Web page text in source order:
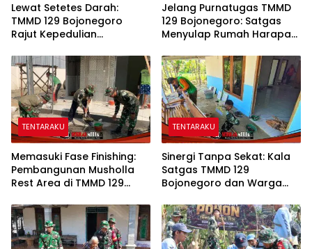
Lewat Setetes Darah:
TMMD 129 Bojonegoro
Rajut Kepedulian
Kesongo
Jelang Purnatugas TMMD
129 Bojonegoro: Satgas
Menyulap Rumah Harapan
Hunian Layak dan Nyaman
TENTARAKU
Memasuki Fase Finishing:
Pembangunan Musholla
Rest Area di TMMD 129
Keramik dan Pengecatan
Teras
TENTARAKU
Sinergi Tanpa Sekat: Kala
Satgas TMMD 129
Bojonegoro dan Warga
Merajut Asa Ibu Jasmiati